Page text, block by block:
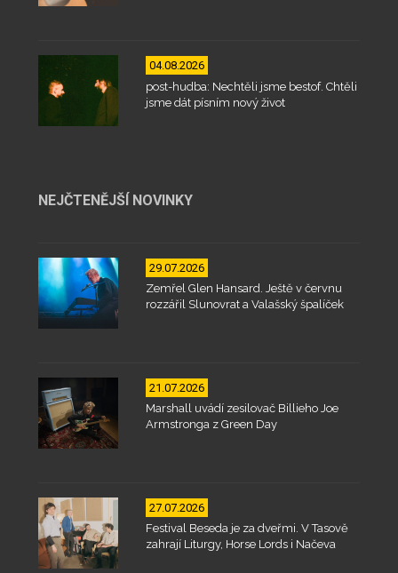
04.08.2026
post-hudba: Nechtěli jsme bestof. Chtěli
jsme dát písním nový život
NEJČTENĚJŠÍ NOVINKY
29.07.2026
Zemřel Glen Hansard. Ještě v červnu
rozzářil Slunovrat a Valašský špalíček
21.07.2026
Marshall uvádí zesilovač Billieho Joe
Armstronga z Green Day
27.07.2026
Festival Beseda je za dveřmi. V Tasově
zahrají Liturgy, Horse Lords i Načeva